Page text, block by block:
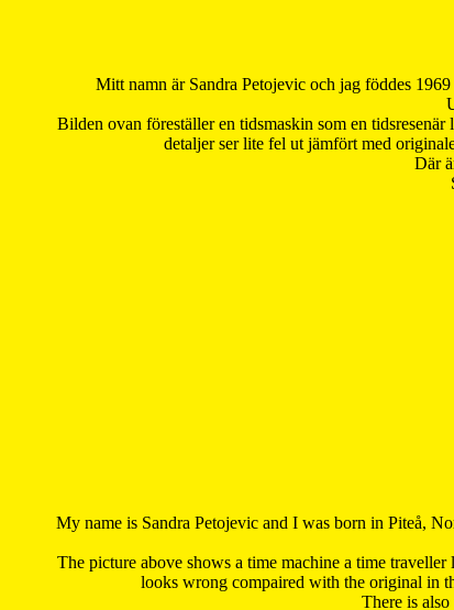
Mitt namn är Sandra Petojevic och jag föddes
Bilden ovan föreställer en tidsmaskin som en
detaljer ser lite fel ut jämfört med
Där
My name is Sandra Petojevic and I was born in Piteå,
The picture above shows a time machine a time
looks wrong compaired with the original in
There is